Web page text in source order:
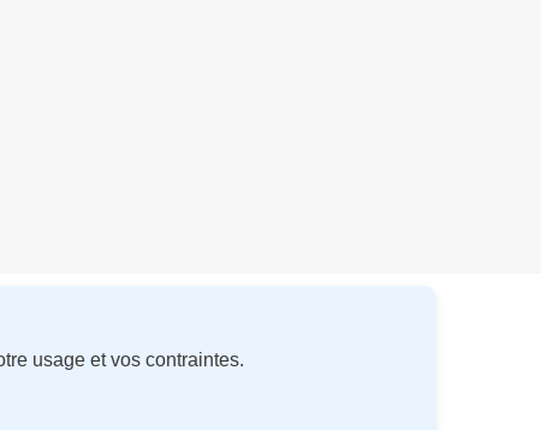
usage et vos contraintes.